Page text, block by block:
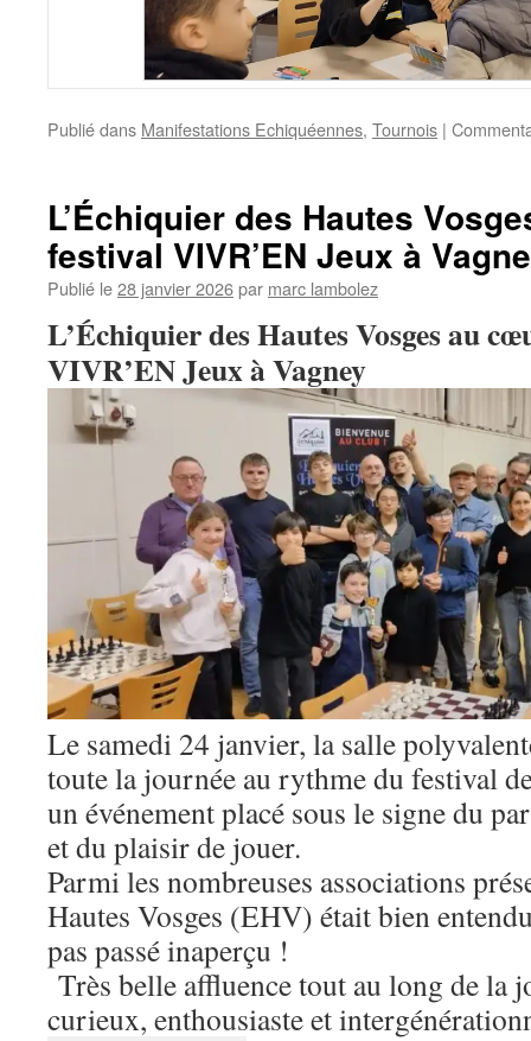
info content
Publié dans Manifestations Echiquéennes, Tournois |
L’Échiquier des Hautes
festival VIVR’EN Jeux à
Publié le28 janvier 2026par marc lambolez
L’Échiquier des Hautes Vosges au
VIVR’EN Jeux à Vagney
Le samedi 24 janvier, la salle
toute la journée au rythme du festival
un événement placé sous le signe du
et du plaisir de jouer.
Parmi les nombreuses associations
Hautes Vosges (EHV) était bien
pas passé inaperçu !
Très belle affluence tout au long de la
curieux, enthousiaste et